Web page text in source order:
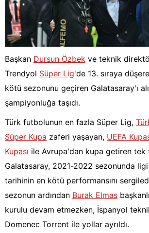
Başkan Dursun Özbek ve teknik
Trendyol Süper Lig'de 13. sıraya
kötü sezonunu geçiren Galatasaray'ı
şampiyonluğa taşıdı.
Türk futbolunun en fazla Süper Lig,
Süper Kupa zaferi yaşayan, UEFA
Kupası ile Avrupa'dan kupa getiren tek
Galatasaray, 2021-2022 sezonunda
tarihinin en kötü performansını
sezonun ardından Burak Elmas
kurulu devam etmezken, İspanyol
Domenec Torrent ile yollar ayrıldı.